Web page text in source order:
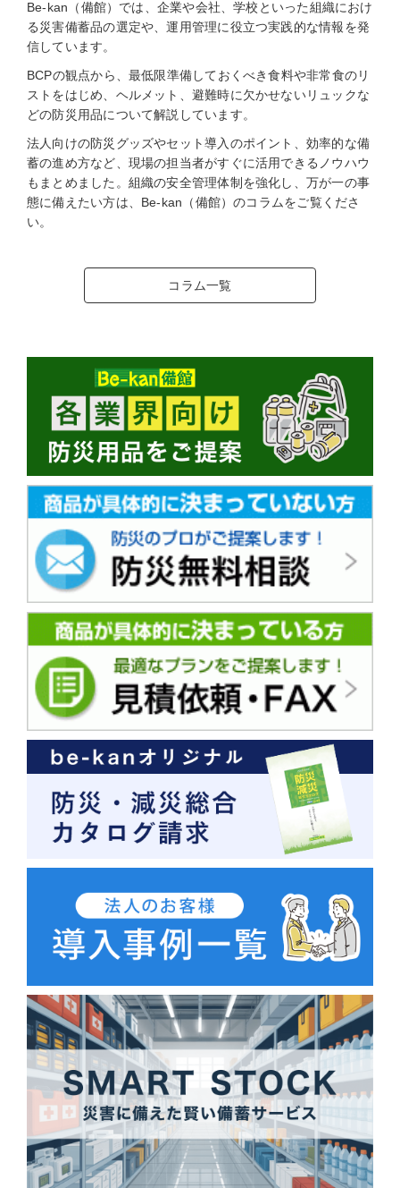
Be-kan（備館）では、企業や会社、学校といった組織におけ
る災害備蓄品の選定や、運用管理に役立つ実践的な情報を発
信しています。
BCPの観点から、最低限準備しておくべき食料や非常食のリ
ストをはじめ、ヘルメット、避難時に欠かせないリュックな
どの防災用品について解説しています。
法人向けの防災グッズやセット導入のポイント、効率的な備
蓄の進め方など、現場の担当者がすぐに活用できるノウハウ
もまとめました。組織の安全管理体制を強化し、万が一の事
態に備えたい方は、Be-kan（備館）のコラムをご覧くださ
い。
コラム一覧